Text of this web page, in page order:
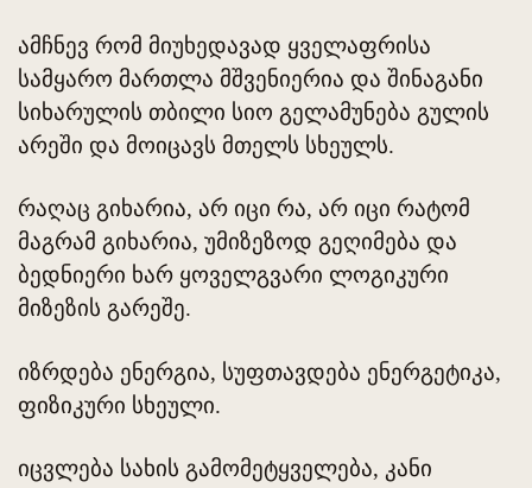
ამჩნევ რომ მიუხედავად ყველაფრისა
სამყარო მართლა მშვენიერია და შინაგანი
სიხარულის თბილი სიო გელამუნება გულის
არეში და მოიცავს მთელს სხეულს.
რაღაც გიხარია, არ იცი რა, არ იცი რატომ
მაგრამ გიხარია, უმიზეზოდ გეღიმება და
ბედნიერი ხარ ყოველგვარი ლოგიკური
მიზეზის გარეშე.
იზრდება ენერგია, სუფთავდება ენერგეტიკა,
ფიზიკური სხეული.
იცვლება სახის გამომეტყველება, კანი